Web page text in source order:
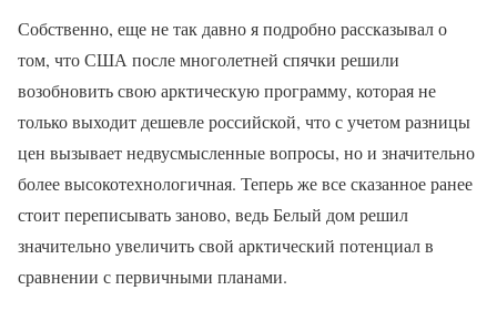
Собственно, еще не так давно я подробно рассказывал о
том, что США после многолетней спячки решили
возобновить свою арктическую программу, которая не
только выходит дешевле российской, что с учетом разницы
цен вызывает недвусмысленные вопросы, но и значительно
более высокотехнологичная. Теперь же все сказанное ранее
стоит переписывать заново, ведь Белый дом решил
значительно увеличить свой арктический потенциал в
сравнении с первичными планами.